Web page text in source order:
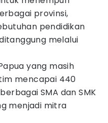
provinsi,
pendidikan
melalui
yang masih
mencapai 440
SMA dan SMK
menjadi mitra